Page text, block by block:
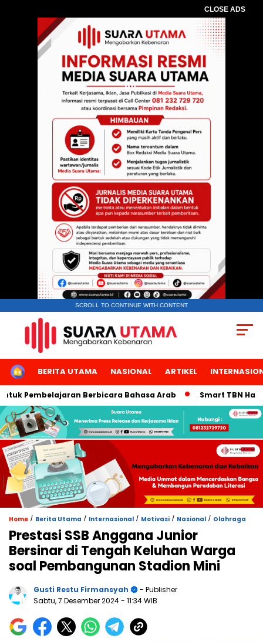
CLOSE ADS
SCROLL TO CONTINUE WITH CONTENT
HOMEBERITA UTAMA NASIONAL ARTIKEL
Berbicara Bahasa Arab Smart TBN Hadir di
Home / Berita Utama / Internasional / Motivasi / Nasional / Olahraga
Prestasi SSB Anggana Junior
Bersinar di Tengah Keluhan Warga
soal Pembangunan Stadion Mini
Gusti Restu Firmansyah
- Publisher
Sabtu, 7 Desember 2024- 11:34 WIB